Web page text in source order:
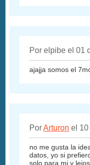
Por elpibe el 01
ajajja somos el
PorArturon el 10
no me gusta la
datos, yo si
solo para mi y